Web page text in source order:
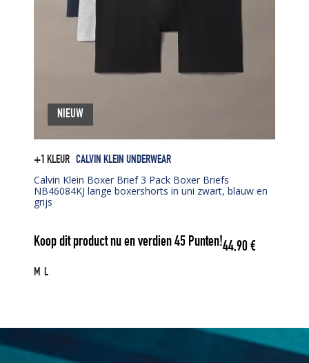
+1 KLEUR CALVIN KLEIN UNDERWEAR
Calvin Klein Boxer Brief 3 Pack Boxer Briefs
NB46084KJ lange boxershorts in uni zwart, blauw en
grijs
Koop dit product nu en verdien45 Punten!44,90€
M L
NIEUW